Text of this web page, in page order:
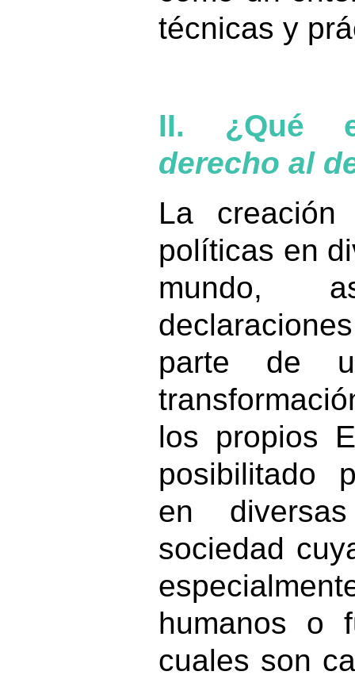
técnicas y
II. ¿Qué
derecho al
La creación
políticas en
mundo,
parte de
los propios
posibilitado
en
sociedad
humanos o
cuales son